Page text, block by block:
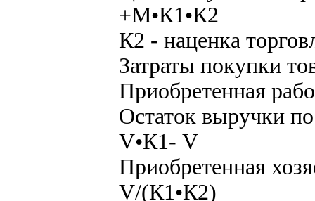
+M•К1•К2
К2 - наценка
Затраты покупки
Приобретенная
Остаток выручки
V•К1- V
Приобретенная
V/(К1•К2)